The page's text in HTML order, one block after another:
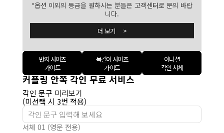
*옵션 이외의 등급을 원하시는 분들은 고객센터로 문의 바랍
니다.
더 보기 >
반지 사이즈
가이드
목걸이 사이즈
가이드
이니셜
각인 서체
커플링 안쪽 각인 무료 서비스
각인 문구 미리보기
(미선택 시 3번 적용)
서체 01 (영문 전용)